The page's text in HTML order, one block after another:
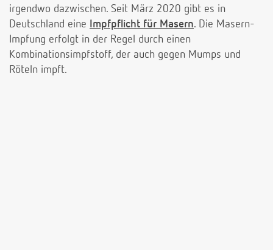
irgendwo dazwischen. Seit März 2020 gibt es in
Deutschland eine Impfpflicht für Masern. Die Masern-
Impfung erfolgt in der Regel durch einen
Kombinationsimpfstoff, der auch gegen Mumps und
Röteln impft.